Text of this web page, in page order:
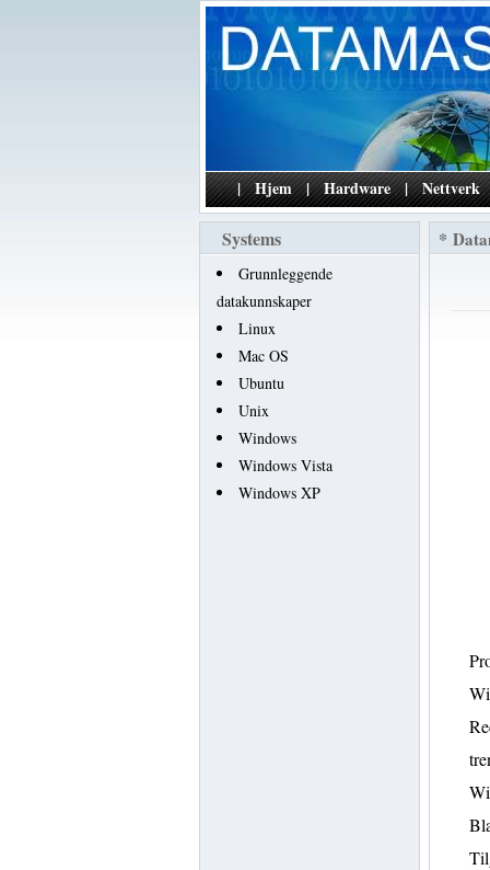
| Hjem | Hardware | Nettverk
Systems
Grunnleggende
datakunnskaper
Linux
Mac OS
Ubuntu
Unix
Windows
Windows Vista
Windows XP
*